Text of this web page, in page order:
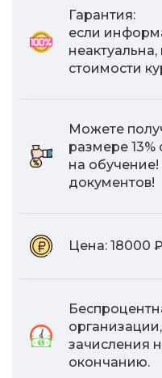
Гарантия:
если
стоимости
Можете
размере
на
документов!
Цена: 18000
зачисления
окончанию.